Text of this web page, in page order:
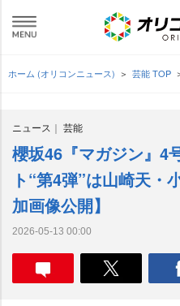
ホーム (オリコンニュース) 芸能 TOP
ニュース 芸能
櫻坂46『マガジン』4
ト“第4弾”は山崎天・
加画像公開】
2026-05-13 00:00